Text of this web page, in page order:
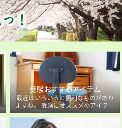
受験おすすめアイテム
最近はいろいろと便利なものがあり
ますね。 受験にオススメのアイテム
を紹介しています。